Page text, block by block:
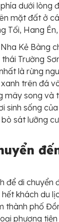
dưới lòng
mặt đất ở
Tối, Hang
Kẻ Bàng
thái Trường
là rừng
trên đá
mây song và
sinh sống
sát lưỡng
để di chuyển
khách du
thành phố
phương